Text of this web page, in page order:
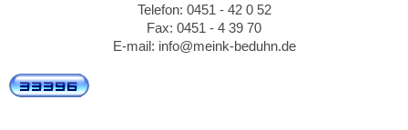
Telefon: 0451 - 42 0 52
Fax: 0451 - 4 39 70
E-mail: info@meink-beduhn.de